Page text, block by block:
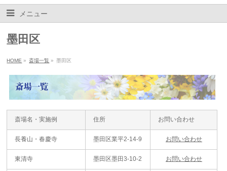
メニュー
墨田区
HOME » 斎場一覧 » 墨田区
斎場名・実施例 住所 お問い合わせ
長養山・春慶寺 墨田区業平2-14-9 お問い合わせ
東清寺 墨田区墨田3-10-2 お問い合わせ